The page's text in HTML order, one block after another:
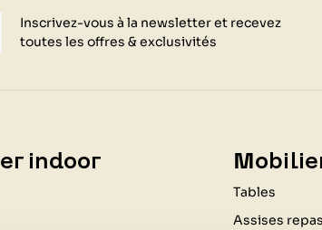
Inscrivez-vous à la newsletter et recevez
toutes les offres & exclusivités
indoor
Tables
Assises repas